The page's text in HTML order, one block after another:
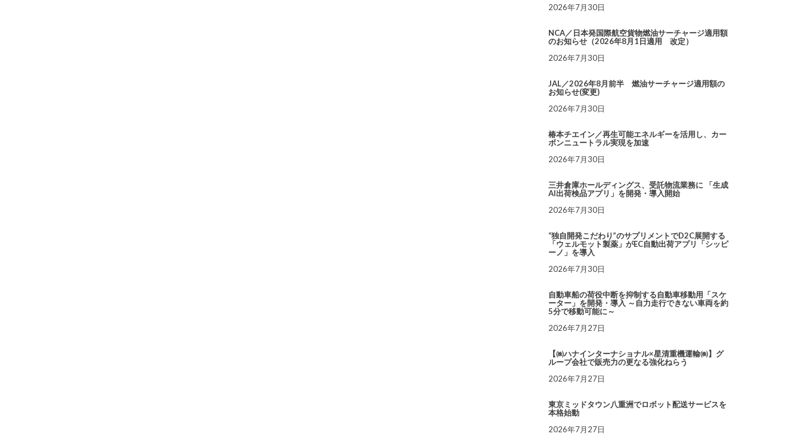
2026年7月30日
NCA／日本発国際航空貨物燃油サーチャージ適用額
のお知らせ（2026年8月1日適用 改定）
2026年7月30日
JAL／2026年8月前半 燃油サーチャージ適用額の
お知らせ(変更)
2026年7月30日
椿本チエイン／再生可能エネルギーを活用し、カー
ボンニュートラル実現を加速
2026年7月30日
三井倉庫ホールディングス、受託物流業務に 「生成
AI出荷検品アプリ」を開発・導入開始
2026年7月30日
“独自開発こだわり”のサプリメントでD2C展開する
「ウェルモット製薬」がEC自動出荷アプリ「シッピ
ーノ」を導入
2026年7月30日
自動車船の荷役中断を抑制する自動車移動用「スケ
ーター」を開発・導入 ～自力走行できない車両を約
5分で移動可能に～
2026年7月27日
【㈱ハナインターナショナル×星清重機運輸㈱】グ
ループ会社で販売力の更なる強化ねらう
2026年7月27日
東京ミッドタウン八重洲でロボット配送サービスを
本格始動
2026年7月27日